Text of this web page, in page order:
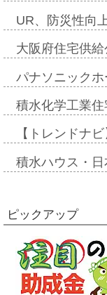
UR、防災性向
大阪府住宅供
パナソニック
積水化学工業
【トレンドナ
積水ハウス・
ピックアップ